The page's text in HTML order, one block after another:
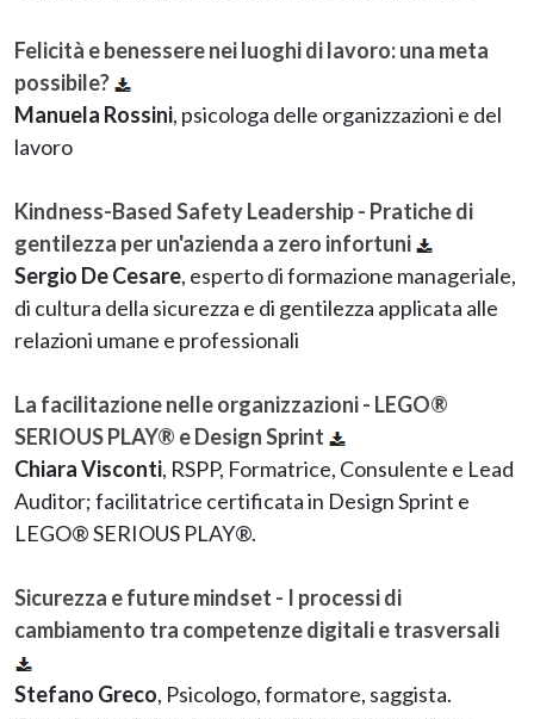
Felicità e benessere nei luoghi di lavoro: una meta
possibile?
Manuela Rossini, psicologa delle organizzazioni e del
lavoro
Kindness-Based Safety Leadership - Pratiche di
gentilezza per un'azienda a zero infortuni
Sergio De Cesare, esperto di formazione manageriale,
di cultura della sicurezza e di gentilezza applicata alle
relazioni umane e professionali
La facilitazione nelle organizzazioni - LEGO®
SERIOUS PLAY® e Design Sprint
Chiara Visconti, RSPP, Formatrice, Consulente e Lead
Auditor; facilitatrice certificata in Design Sprint e
LEGO® SERIOUS PLAY®.
Sicurezza e future mindset - I processi di
cambiamento tra competenze digitali e trasversali
Stefano Greco, Psicologo, formatore, saggista.